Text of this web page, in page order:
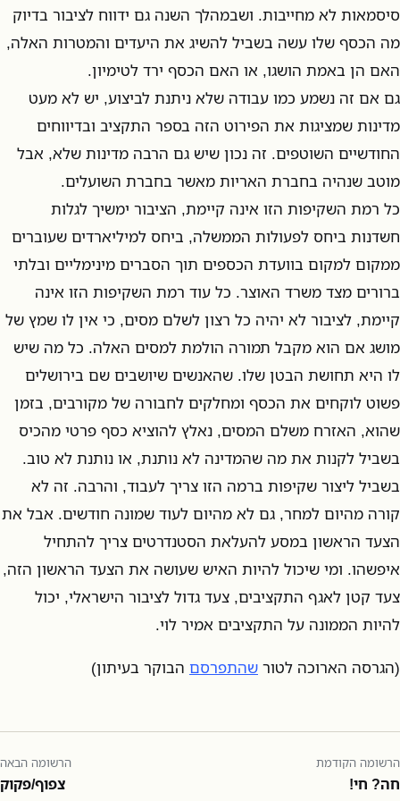
סיסמאות לא מחייבות. ושבמהלך השנה גם ידווח לציבור בדיוק
מה הכסף שלו עשה בשביל להשיג את היעדים והמטרות האלה,
האם הן באמת הושגו, או האם הכסף ירד לטימיון.
גם אם זה נשמע כמו עבודה שלא ניתנת לביצוע, יש לא מעט
מדינות שמציגות את הפירוט הזה בספר התקציב ובדיווחים
החודשיים השוטפים. זה נכון שיש גם הרבה מדינות שלא, אבל
מוטב שנהיה בחברת האריות מאשר בחברת השועלים.
כל רמת השקיפות הזו אינה קיימת, הציבור ימשיך לגלות
חשדנות ביחס לפעולות הממשלה, ביחס למיליארדים שעוברים
ממקום למקום בוועדת הכספים תוך הסברים מינימליים ובלתי
ברורים מצד משרד האוצר. כל עוד רמת השקיפות הזו אינה
קיימת, לציבור לא יהיה כל רצון לשלם מסים, כי אין לו שמץ של
מושג אם הוא מקבל תמורה הולמת למסים האלה. כל מה שיש
לו היא תחושת הבטן שלו. שהאנשים שיושבים שם בירושלים
פשוט לוקחים את הכסף ומחלקים לחבורה של מקורבים, בזמן
שהוא, האזרח משלם המסים, נאלץ להוציא כסף פרטי מהכיס
בשביל לקנות את מה שהמדינה לא נותנת, או נותנת לא טוב.
בשביל ליצור שקיפות ברמה הזו צריך לעבוד, והרבה. זה לא
קורה מהיום למחר, גם לא מהיום לעוד שמונה חודשים. אבל את
הצעד הראשון במסע להעלאת הסטנדרטים צריך להתחיל
איפשהו. ומי שיכול להיות האיש שעושה את הצעד הראשון הזה,
צעד קטן לאגף התקציבים, צעד גדול לציבור הישראלי, יכול
להיות הממונה על התקציבים אמיר לוי.
(הגרסה הארוכה לטור שהתפרסם הבוקר בעיתון)
הרשומה הקודמת
חה? חי!
הרשומה הבאה
צפוף/פקוק